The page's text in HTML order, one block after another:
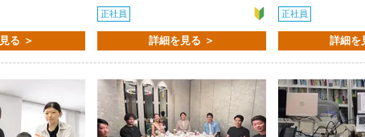
だ理由は？
験できる点に魅力を感じ、入所を決めました。
てどうですか？
を任せてもらえるので、以前より成長スピードが上がったと感じています
？
相談しやすく、風通しの良い職場だと感じています。
る ＞
正社員
詳細を見る ＞
正社員
詳細を